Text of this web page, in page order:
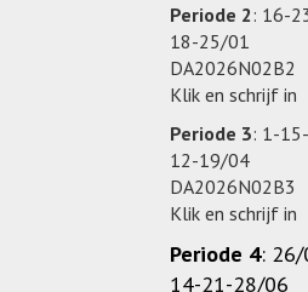
Periode 2: 16-
18-25/01
DA2026N02B2
Klik en schrijf
Periode 3: 1-
12-19/04
DA2026N02B3
Klik en schrijf
Periode 4: 26/
14-21-28/06